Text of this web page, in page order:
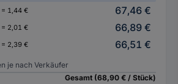
= 1,44 €
67,46 €
= 2,01 €
66,89 €
= 2,39 € 66,51 €
je nach Verkäufer
Gesamt (68,90 € / Stück)